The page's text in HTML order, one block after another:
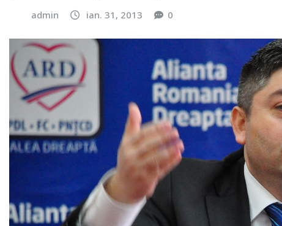
admin ian. 31, 2013 0